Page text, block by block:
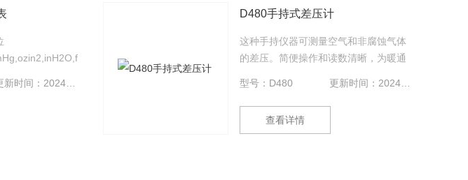
,带背光 显示正
出 DIF压差模式
D480手持式差压计
这种手持仪器可测量空气和非腐蚀气体
的差压。简便操作和读数清晰，为暖通
究人员*的测试工具。与杜威生产的皮托
管配套使用，可用作风速测量。一个标
准9V蓄电池可提供100小时的正常工作
型号：D480
查看详情